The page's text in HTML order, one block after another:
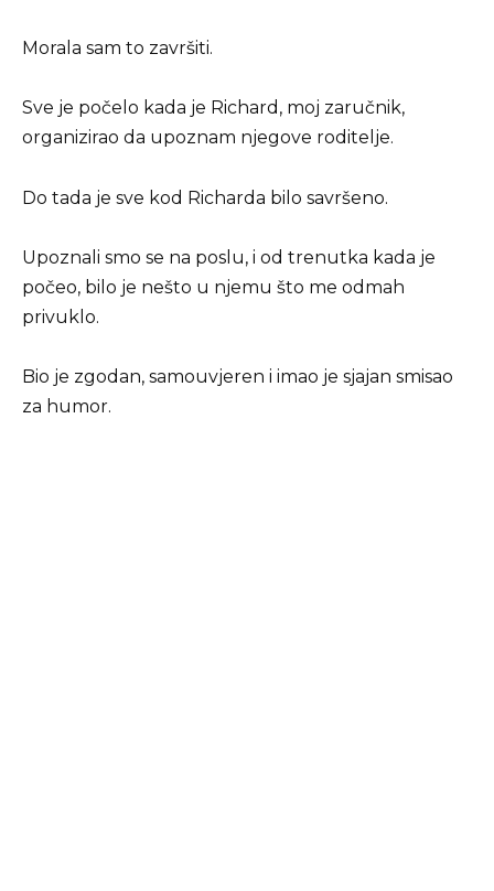
Morala sam to završiti.
Sve je počelo kada je Richard, moj zaručnik,
organizirao da upoznam njegove roditelje.
Do tada je sve kod Richarda bilo savršeno.
Upoznali smo se na poslu, i od trenutka kada je
počeo, bilo je nešto u njemu što me odmah
privuklo.
Bio je zgodan, samouvjeren i imao je sjajan smisao
za humor.